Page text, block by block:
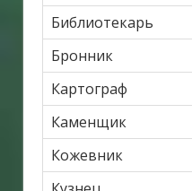
Библиотекарь
Бронник
Картограф
Каменщик
Кожевник